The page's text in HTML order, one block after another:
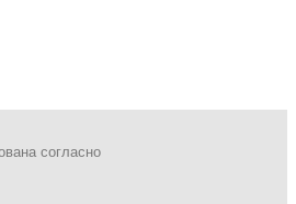
согласно